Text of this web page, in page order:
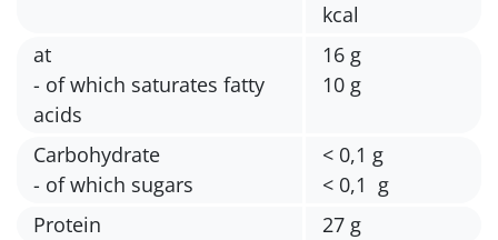
kcal
at
- of which saturates fatty
acids
16 g
10 g
Carbohydrate
- of which sugars
< 0,1 g
< 0,1 g
Protein
27 g